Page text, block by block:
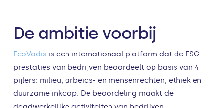
De ambitie voorbij
EcoVadis is een internationaal platform dat de ESG-
prestaties van bedrijven beoordeelt op basis van 4
pijlers: milieu, arbeids- en mensenrechten, ethiek en
duurzame inkoop. De beoordeling maakt de